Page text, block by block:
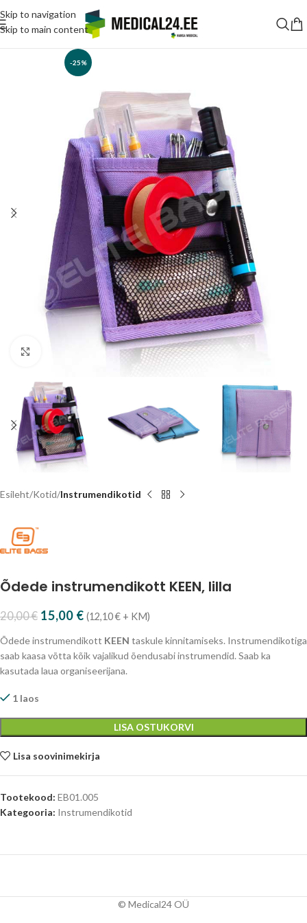
Skip to navigation
Skip to main content
-25%
Vajuta suurendamiseks
Esileht Kotid Instrumendikotid
Õdede instrumendikott KEEN, lilla
20,00€ 15,00 € (12,10€ + KM)
Õdede instrumendikott KEEN taskule kinnitamiseks. Instrumendikotiga
saab kaasa võtta kõik vajalikud õendusabi instrumendid. Saab ka
kasutada laua organiseerijana.
1 laos
LISA OSTUKORVI
Lisa soovinimekirja
Tootekood: EB01.005
Kategooria: Instrumendikotid
© Medical24 OÜ